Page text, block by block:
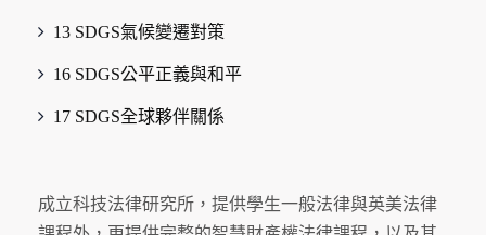
13 SDGS氣候變遷對策
16 SDGS公平正義與和平
17 SDGS全球夥伴關係
成立科技法律研究所，提供學生一般法律與英美法律